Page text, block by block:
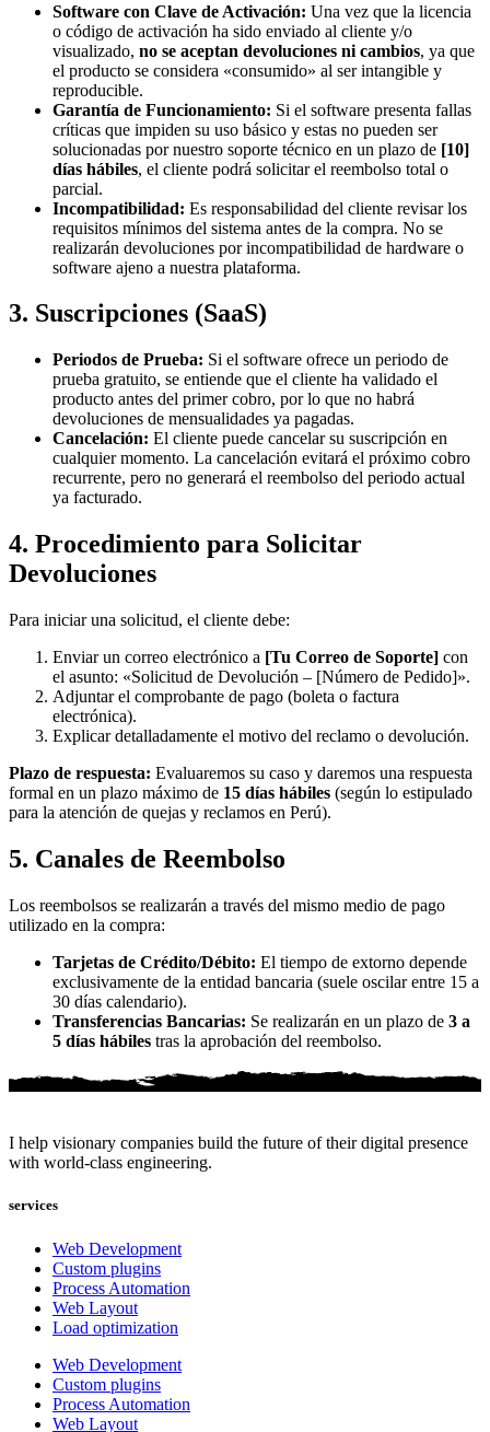
Software con Clave de Activación: Una vez que la licencia
o código de activación ha sido enviado al cliente y/o
visualizado, no se aceptan devoluciones ni cambios, ya que
el producto se considera «consumido» al ser intangible y
reproducible.
Garantía de Funcionamiento: Si el software presenta fallas
críticas que impiden su uso básico y estas no pueden ser
solucionadas por nuestro soporte técnico en un plazo de [10]
días hábiles, el cliente podrá solicitar el reembolso total o
parcial.
Incompatibilidad: Es responsabilidad del cliente revisar los
requisitos mínimos del sistema antes de la compra. No se
realizarán devoluciones por incompatibilidad de hardware o
software ajeno a nuestra plataforma.
3. Suscripciones (SaaS)
Periodos de Prueba: Si el software ofrece un periodo de
prueba gratuito, se entiende que el cliente ha validado el
producto antes del primer cobro, por lo que no habrá
devoluciones de mensualidades ya pagadas.
Cancelación: El cliente puede cancelar su suscripción en
cualquier momento. La cancelación evitará el próximo cobro
recurrente, pero no generará el reembolso del periodo actual
ya facturado.
4. Procedimiento para Solicitar
Devoluciones
Para iniciar una solicitud, el cliente debe:
Enviar un correo electrónico a [Tu Correo de Soporte] con
el asunto: «Solicitud de Devolución – [Número de Pedido]».
Adjuntar el comprobante de pago (boleta o factura
electrónica).
Explicar detalladamente el motivo del reclamo o devolución.
Plazo de respuesta: Evaluaremos su caso y daremos una respuesta
formal en un plazo máximo de 15 días hábiles (según lo estipulado
para la atención de quejas y reclamos en Perú).
5. Canales de Reembolso
Los reembolsos se realizarán a través del mismo medio de pago
utilizado en la compra:
Tarjetas de Crédito/Débito: El tiempo de extorno depende
exclusivamente de la entidad bancaria (suele oscilar entre 15 a
30 días calendario).
Transferencias Bancarias: Se realizarán en un plazo de 3 a
5 días hábiles tras la aprobación del reembolso.
I help visionary companies build the future of their digital presence
with world-class engineering.
services
Web Development
Custom plugins
Process Automation
Web Layout
Load optimization
Web Development
Custom plugins
Process Automation
Web Layout